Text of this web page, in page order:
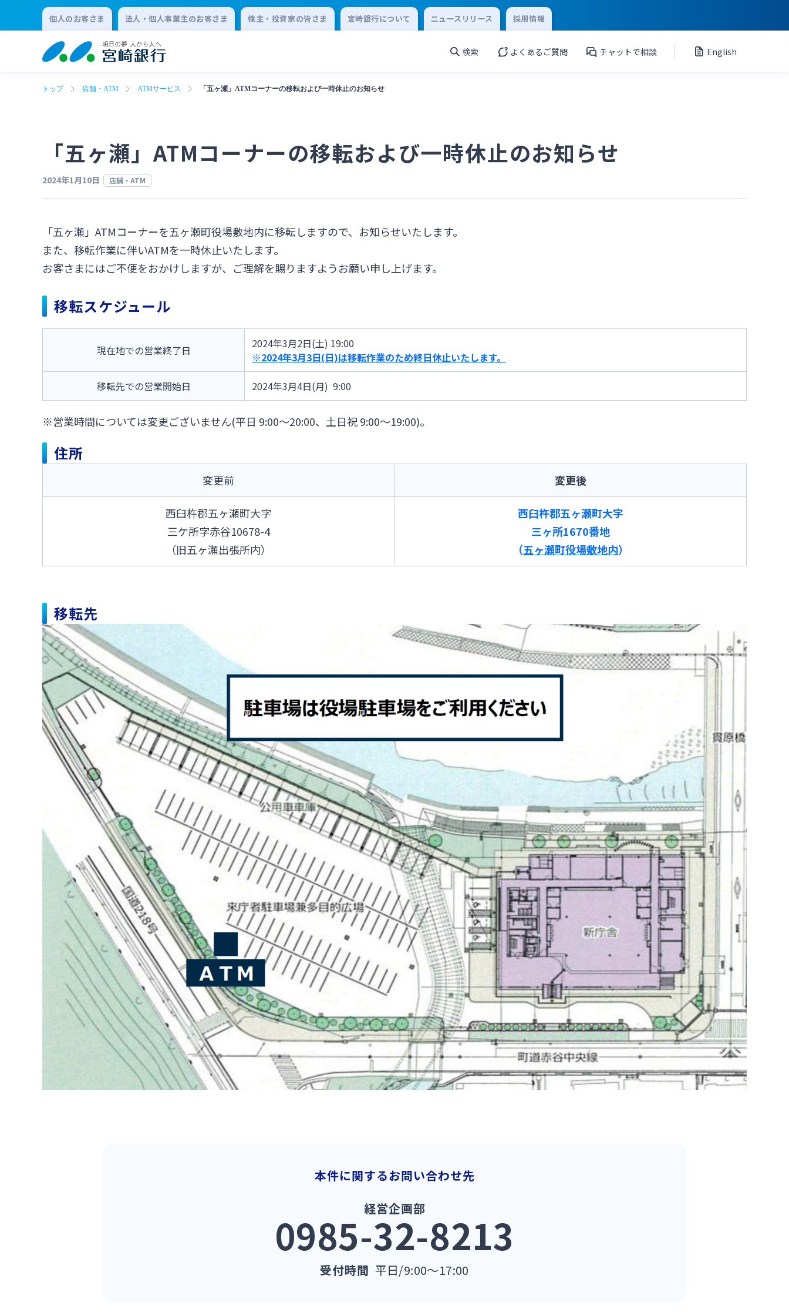
個人のお客さま 法人・個人事業主のお客さま 株主・投資家の皆さま 宮崎銀行について ニュースリリース 採用情報
検索 よくあるご質問 チャットで相談 English
トップ 店舗・ATM ATMサービス 「五ヶ瀬」ATMコーナーの移転および一時休止のお知らせ
「五ヶ瀬」ATMコーナーの移転および一時休止のお知らせ
2024年1月10日 店舗・ATM
「五ヶ瀬」ATMコーナーを五ヶ瀬町役場敷地内に移転しますので、お知らせいたします。
また、移転作業に伴いATMを一時休止いたします。
お客さまにはご不便をおかけしますが、ご理解を賜りますようお願い申し上げます。
移転スケジュール
現在地での営業終了日
2024年3月2日(土) 19:00
※2024年3月3日(日)は移転作業のため終日休止いたします。
移転先での営業開始日 2024年3月4日(月) 9:00
※営業時間については変更ございません(平日 9:00～20:00、土日祝 9:00～19:00)。
住所
変更前 変更後
西臼杵郡五ヶ瀬町大字
三ケ所字赤谷10678-4
（旧五ヶ瀬出張所内）
西臼杵郡五ヶ瀬町大字
三ヶ所1670番地
（五ヶ瀬町役場敷地内）
移転先
本件に関するお問い合わせ先
経営企画部
0985-32-8213
受付時間 平日/9:00～17:00